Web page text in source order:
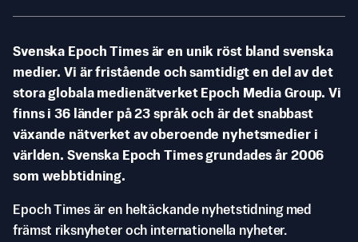
Svenska Epoch Times är en unik röst bland svenska
medier. Vi är fristående och samtidigt en del av det
stora globala medienätverket Epoch Media Group. Vi
finns i 36 länder på 23 språk och är det snabbast
växande nätverket av oberoende nyhetsmedier i
världen. Svenska Epoch Times grundades år 2006
som webbtidning.
Epoch Times är en heltäckande nyhetstidning med
främst riksnyheter och internationella nyheter.